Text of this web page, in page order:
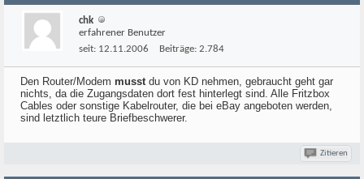
chk
erfahrener Benutzer
seit: 12.11.2006 Beiträge: 2.784
Den Router/Modem musst du von KD nehmen, gebraucht geht gar
nichts, da die Zugangsdaten dort fest hinterlegt sind. Alle Fritzbox
Cables oder sonstige Kabelrouter, die bei eBay angeboten werden,
sind letztlich teure Briefbeschwerer.
Zitieren